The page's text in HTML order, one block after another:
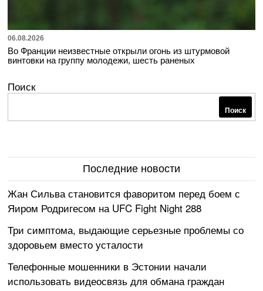
06.08.2026
Во Франции неизвестные открыли огонь из штурмовой
винтовки на группу молодежи, шесть раненых
Поиск
Поиск
Последние новости
Жан Сильва становится фаворитом перед боем с
Яиром Родригесом на UFC Fight Night 288
Три симптома, выдающие серьезные проблемы со
здоровьем вместо усталости
Телефонные мошенники в Эстонии начали
использовать видеосвязь для обмана граждан